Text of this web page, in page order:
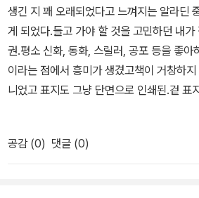
생긴 지 꽤 오래되었다고 느껴지는 알라딘
게 되었다.들고 가야 할 것을 고민하던 내
권.평소 신화, 동화, 스릴러, 공포 등을 좋아
이라는 점에서 흥미가 생겼고책이 거창하
니었고 표지도 그냥 단면으로 인쇄된.겉 표
음)적당한 사이즈 122 X 187mm (내가 쉽
즈)에글자 크기도 좋았다.여러모로 책 자체
서 손이 더 자주 가고 읽는데 거부감도 없
공감 (0) 댓글 (0)